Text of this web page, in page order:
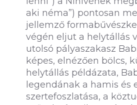
aki néma”) pontosan
jellemző
végén eljut a helytállás
utolsó pályaszakasz
képes, elnézően bölcs,
helytállás példázata,
legendának a hamis
szertefoszlatása, a